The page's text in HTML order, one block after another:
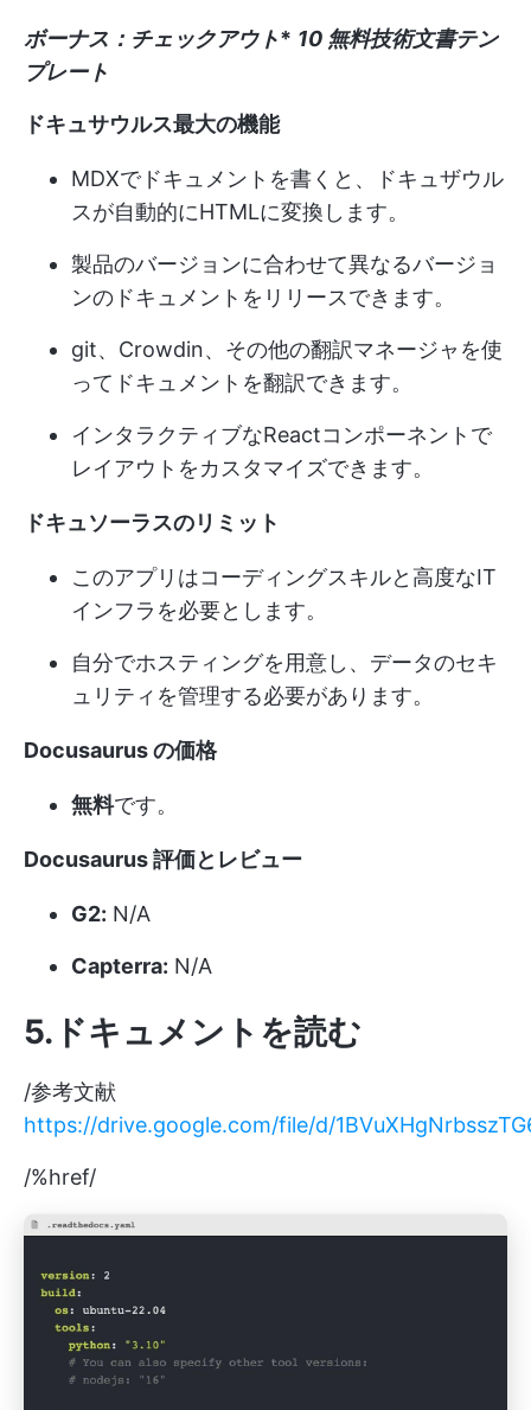
ボーナス：チェックアウト* 10 無料技術文書テン
プレート
ドキュサウルス最大の機能
MDXでドキュメントを書くと、ドキュザウル
スが自動的にHTMLに変換します。
製品のバージョンに合わせて異なるバージョ
ンのドキュメントをリリースできます。
git、Crowdin、その他の翻訳マネージャを使
ってドキュメントを翻訳できます。
インタラクティブなReactコンポーネントで
レイアウトをカスタマイズできます。
ドキュソーラスのリミット
このアプリはコーディングスキルと高度なIT
インフラを必要とします。
自分でホスティングを用意し、データのセキ
ュリティを管理する必要があります。
Docusaurus の価格
無料です。
Docusaurus 評価とレビュー
G2: N/A
Capterra: N/A
5.ドキュメントを読む
/参考文献
https://drive.google.com/file/d/
/%href/